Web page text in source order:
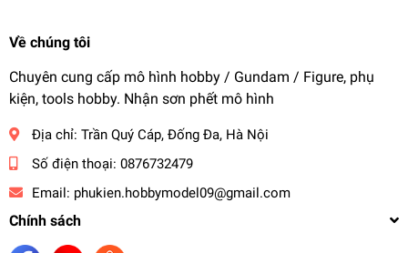
Về chúng tôi
Chuyên cung cấp mô hình hobby / Gundam / Figure, phụ
kiện, tools hobby. Nhận sơn phết mô hình
Địa chỉ: Trần Quý Cáp, Đống Đa, Hà Nội
Số điện thoại: 0876732479
Email: phukien.hobbymodel09@gmail.com
Chính sách